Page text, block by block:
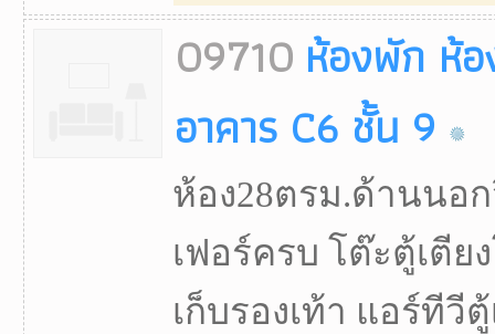
09710 ห้องพัก ห้
อาคาร C6 ชั้น 9
ห้อง28ตรม.ด้านนอ
เฟอร์ครบ โต๊ะตู้เตี
เก็บรองเท้า แอร์ทีวี